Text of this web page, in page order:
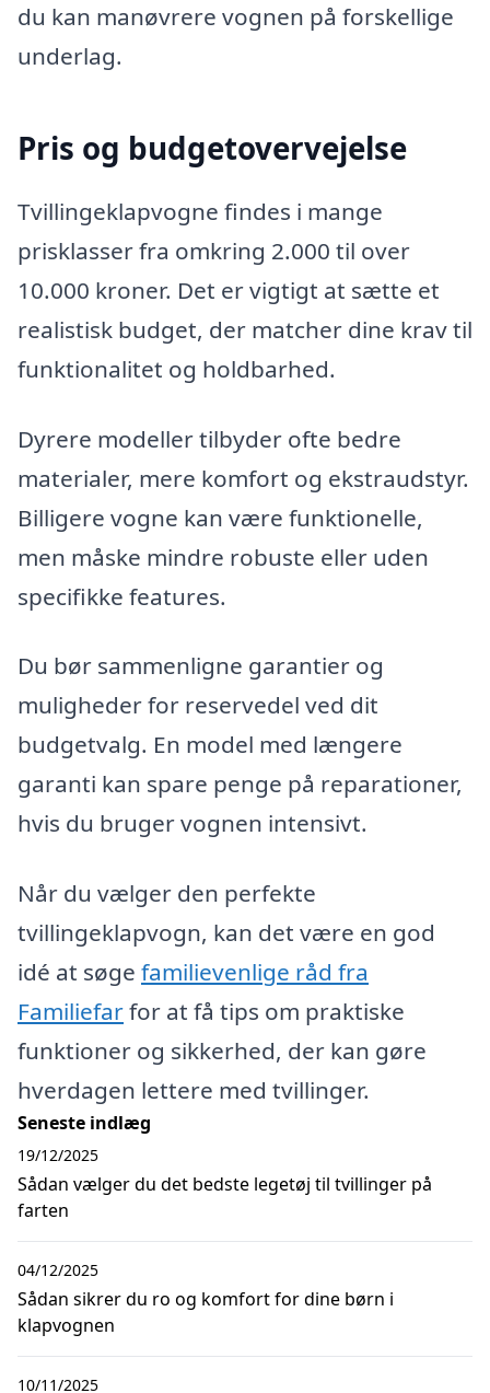
du kan manøvrere vognen på forskellige
underlag.
Pris og budgetovervejelse
Tvillingeklapvogne findes i mange
prisklasser fra omkring 2.000 til over
10.000 kroner. Det er vigtigt at sætte et
realistisk budget, der matcher dine krav til
funktionalitet og holdbarhed.
Dyrere modeller tilbyder ofte bedre
materialer, mere komfort og ekstraudstyr.
Billigere vogne kan være funktionelle,
men måske mindre robuste eller uden
specifikke features.
Du bør sammenligne garantier og
muligheder for reservedel ved dit
budgetvalg. En model med længere
garanti kan spare penge på reparationer,
hvis du bruger vognen intensivt.
Når du vælger den perfekte
tvillingeklapvogn, kan det være en god
idé at søge familievenlige råd fra
Familiefarfor at få tips om praktiske
funktioner og sikkerhed, der kan gøre
hverdagen lettere med tvillinger.
Seneste indlæg
Sådan vælger du det bedste legetøj til tvillinger på
farten
19/12/2025
Sådan sikrer du ro og komfort for dine børn i
klapvognen
04/12/2025
10/11/2025